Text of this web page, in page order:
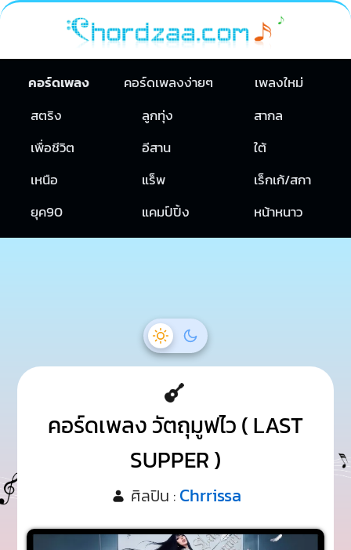
คอร์ดเพลง คอร์ดเพลงง่ายๆ
เพลงใหม่
สตริง
ลูกทุ่ง
สากล
เพื่อชีวิต
อีสาน
ใต้
เหนือ
แร็พ
เร็กเก้/สกา
ยุค90
แคมป์ปิ้ง หน้าหนาว
คอร์ดเพลง วัตถุมูฟไว ( LAST
SUPPER )
ศิลปิน : Chrrissa